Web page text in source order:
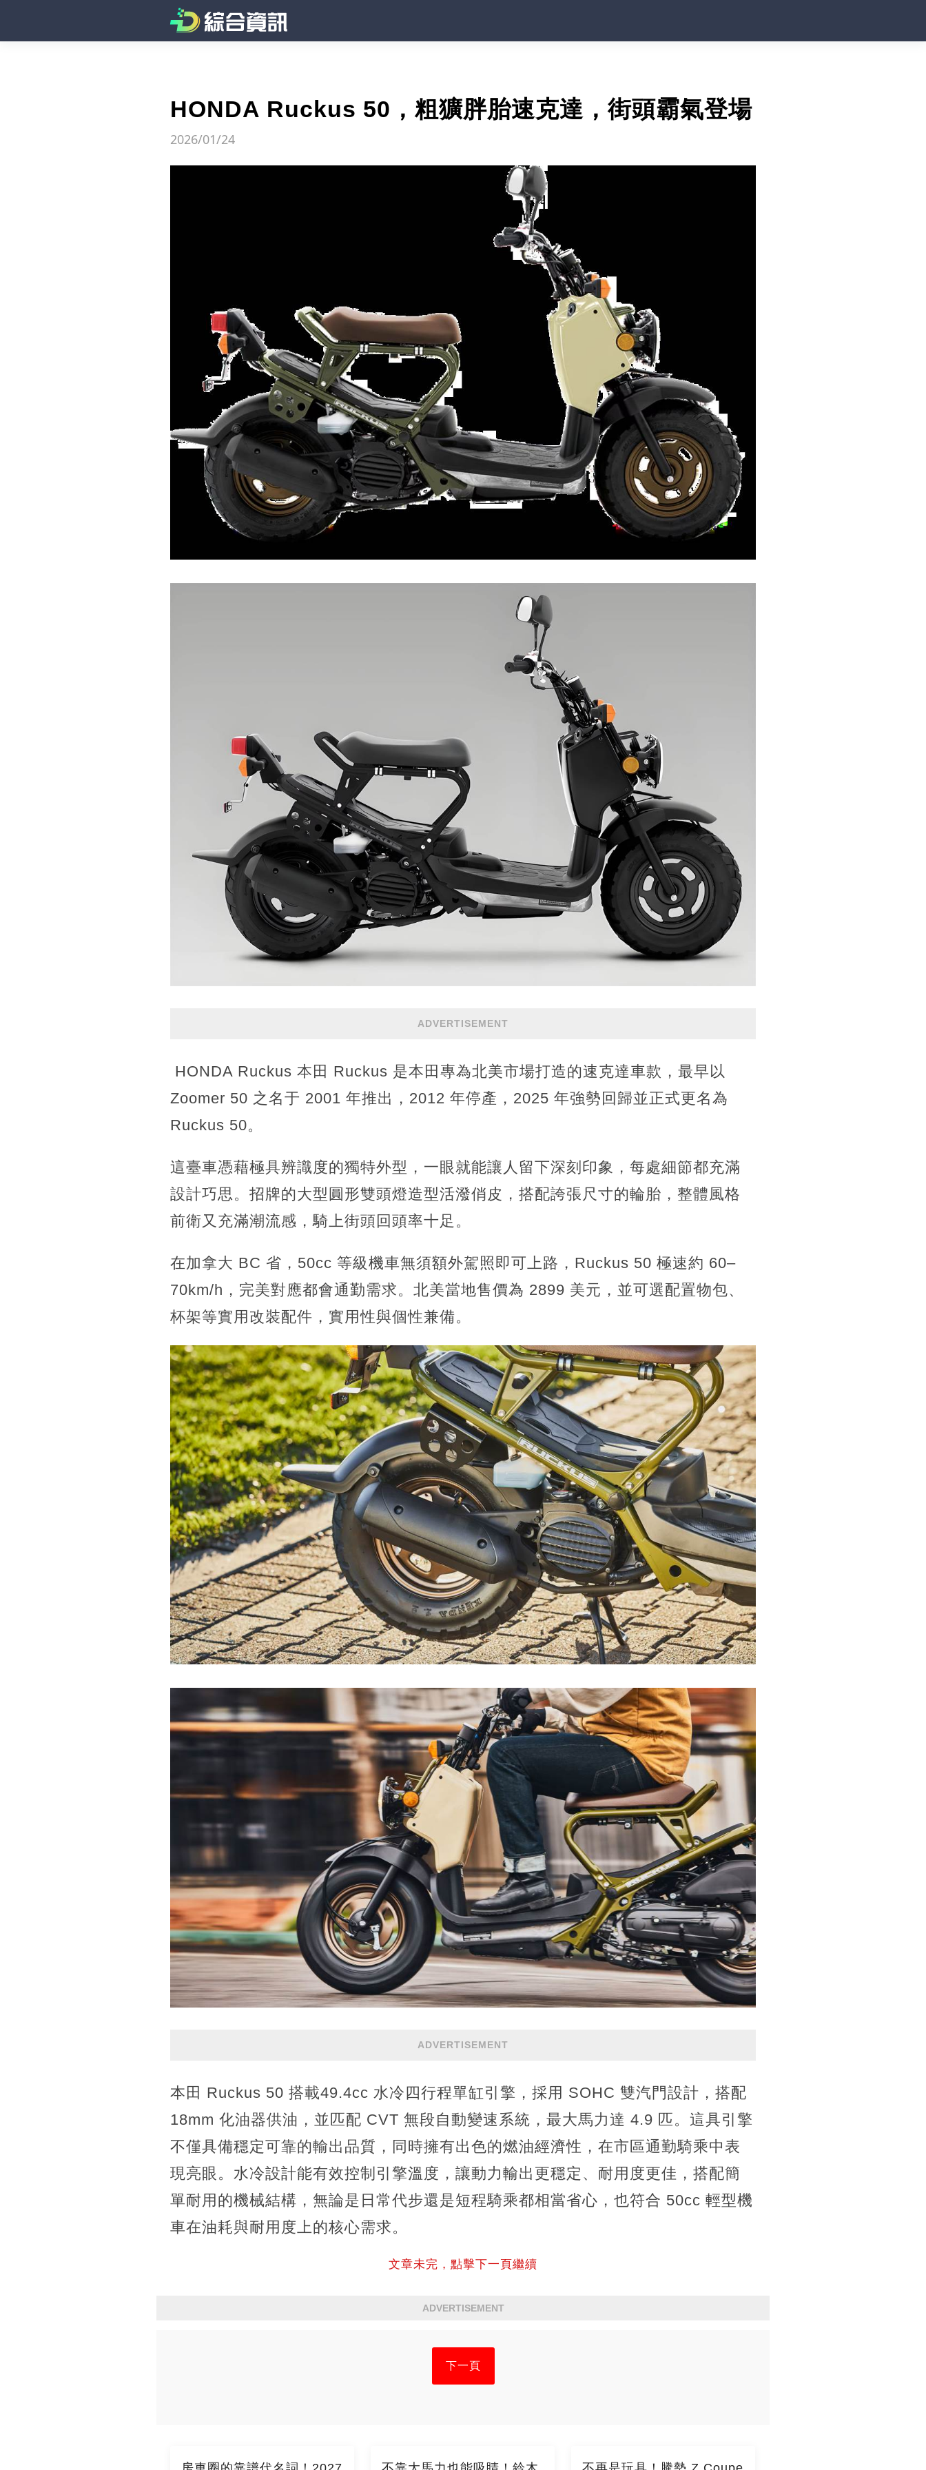
HONDA Ruckus 50，粗獷胖胎速克達，街頭霸氣登場
2026/01/24
ADVERTISEMENT
HONDA Ruckus 本田 Ruckus 是本田專為北美市場打造的速克達車款，最早以
Zoomer 50 之名于 2001 年推出，2012 年停產，2025 年強勢回歸並正式更名為
Ruckus 50。
這臺車憑藉極具辨識度的獨特外型，一眼就能讓人留下深刻印象，每處細節都充滿
設計巧思。招牌的大型圓形雙頭燈造型活潑俏皮，搭配誇張尺寸的輪胎，整體風格
前衛又充滿潮流感，騎上街頭回頭率十足。
在加拿大 BC 省，50cc 等級機車無須額外駕照即可上路，Ruckus 50 極速約 60–
70km/h，完美對應都會通勤需求。北美當地售價為 2899 美元，並可選配置物包、
杯架等實用改裝配件，實用性與個性兼備。
ADVERTISEMENT
本田 Ruckus 50 搭載49.4cc 水冷四行程單缸引擎，採用 SOHC 雙汽門設計，搭配
18mm 化油器供油，並匹配 CVT 無段自動變速系統，最大馬力達 4.9 匹。這具引擎
不僅具備穩定可靠的輸出品質，同時擁有出色的燃油經濟性，在市區通勤騎乘中表
現亮眼。水冷設計能有效控制引擎溫度，讓動力輸出更穩定、耐用度更佳，搭配簡
單耐用的機械結構，無論是日常代步還是短程騎乘都相當省心，也符合 50cc 輕型機
車在油耗與耐用度上的核心需求。
文章未完，點擊下一頁繼續
ADVERTISEMENT
下一頁